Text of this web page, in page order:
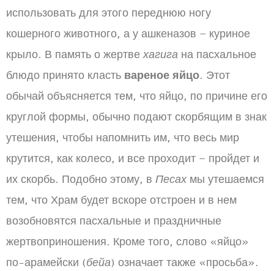
использовать для этого переднюю ногу
кошерного животного, а у ашкеназов – куриное
крыло. В память о жертвехагига на пасхальное
блюдо принято класть вареное яйцо. Этот
обычай объясняется тем, что яйцо, по причине его
круглой формы, обычно подают скорбящим в знак
утешения, чтобы напомнить им, что весь мир
крутится, как колесо, и все проходит – пройдет и
их скорбь. Подобно этому, в Песах мы утешаемся
тем, что Храм будет вскоре отстроен и в нем
возобновятся пасхальные и праздничные
жертвоприношения. Кроме того, слово «яйцо»
по-арамейски (бейа) означает также «просьба».